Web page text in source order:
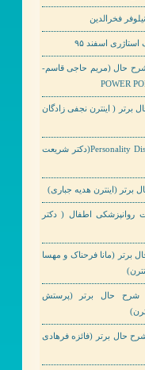
استاژری اسفند ۹۵
شرح حال (مریم حاجی قاسم-
برتر ( اینترن نجفی زادگان
Personality Disorders(دکتر شریعت
برتر (اینترن هدیه جباری)
روانپزشکی اطفال ( دکتر
برتر (مانا فرحناک و مهسا
شرح حال برتر (پرستش
حال برتر (فائزه فرهادی